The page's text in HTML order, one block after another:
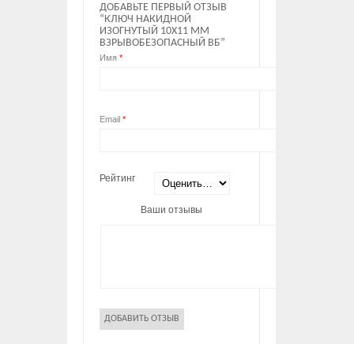
ДОБАВЬТЕ ПЕРВЫЙ ОТЗЫВ
“КЛЮЧ НАКИДНОЙ
ИЗОГНУТЫЙ 10Х11 ММ
ВЗРЫВОБЕЗОПАСНЫЙ ВБ”
Имя *
Email *
Рейтинг
Ваши отзывы